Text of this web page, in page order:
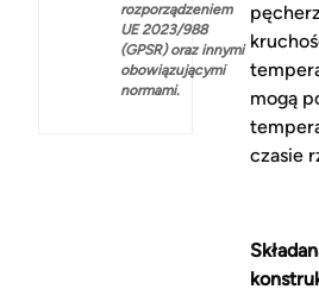
rozporządzeniem
UE 2023/988
(GPSR) oraz innymi
obowiązującymi
normami.
mogą
czasie